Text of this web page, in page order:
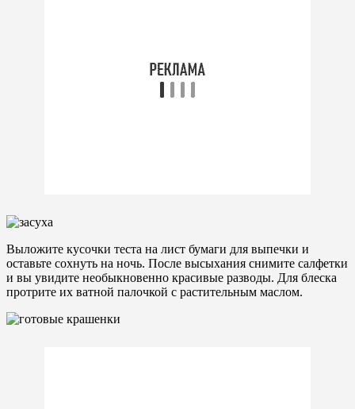
Выложите кусочки теста на лист бумаги для выпечки и
оставьте сохнуть на ночь. После высыхания снимите салфетки
и вы увидите необыкновенно красивые разводы. Для блеска
протрите их ватной палочкой с растительным маслом.